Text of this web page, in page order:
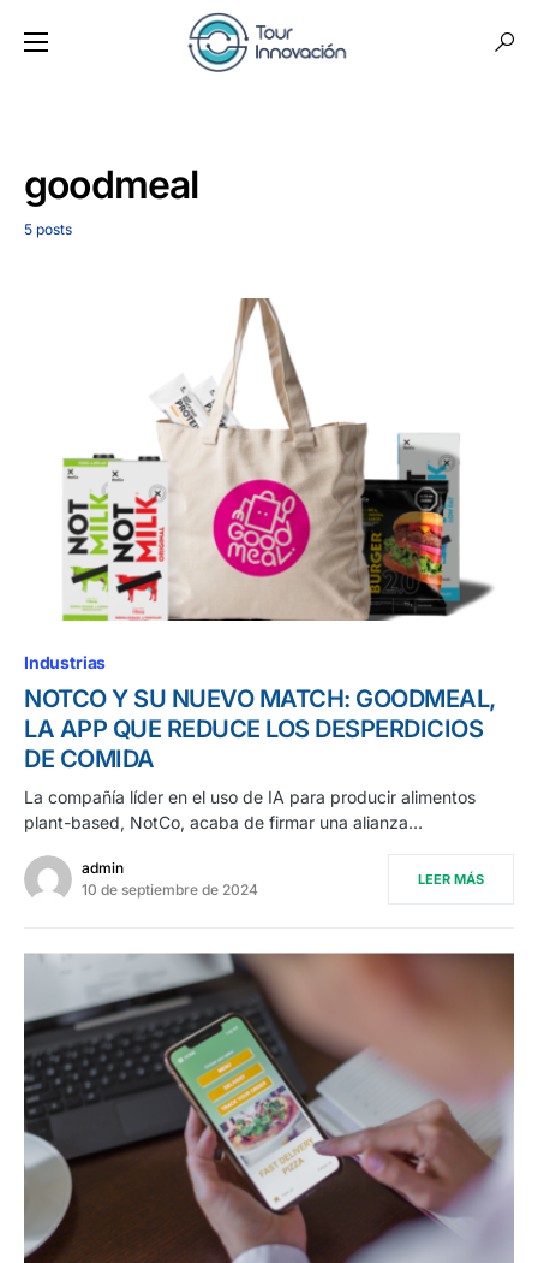
goodmeal
5 posts
Industrias
NOTCO Y SU NUEVO MATCH: GOODMEAL,
LA APP QUE REDUCE LOS DESPERDICIOS
DE COMIDA
La compañía líder en el uso de IA para producir alimentos
plant-based, NotCo, acaba de firmar una alianza…
admin
10 de septiembre de 2024
LEER MÁS